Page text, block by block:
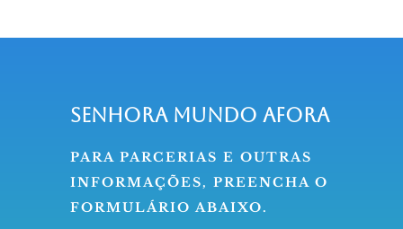
Senhora Mundo Afora
PARA PARCERIAS E OUTRAS
INFORMAÇÕES, PREENCHA O
FORMULÁRIO ABAIXO.